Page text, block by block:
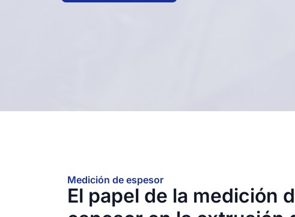
Medición de espesor
El papel de la medición